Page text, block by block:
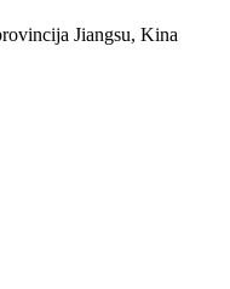
Jiangsu, Kina